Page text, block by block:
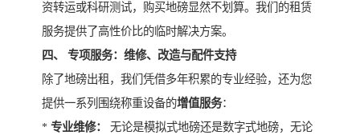
资转运或科研测试，购买地磅显然不划算。我们的租赁
服务提供了高性价比的临时解决方案。
四、 专项服务：维修、改造与配件支持
除了地磅出租，我们凭借多年积累的专业经验，还为您
提供一系列围绕称重设备的增值服务：
* 专业维修：
无论是模拟式地磅还是数字式地磅，无论